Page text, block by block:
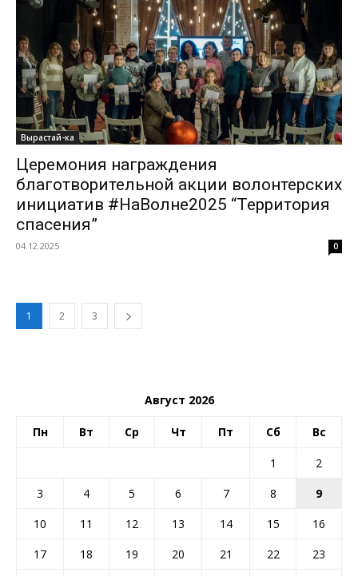
Вырастай-ка
Церемония награждения
благотворительной акции волонтерских
инициатив #НаВолне2025 “Территория
спасения”
04.12.2025 0
1 2 3
Август 2026
Пн Вт Ср Чт Пт Сб Вс
1
2
3
4 5 6 7 8
9
10
11 12 13 14 15
16
17
18 19 20 21 22
23